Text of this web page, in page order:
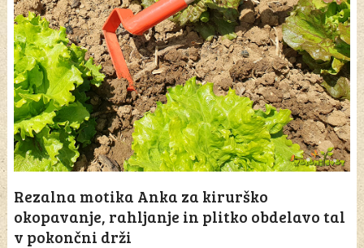
Rezalna motika Anka za kirurško
okopavanje, rahljanje in plitko obdelavo tal
v pokončni drži